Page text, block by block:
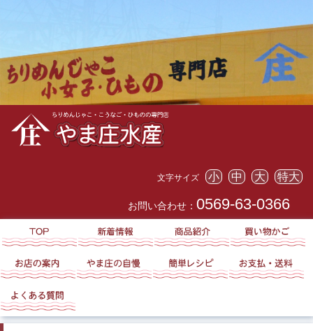
文字サイズ 小 中 大 特大
お問い合わせ： 0569-63-0366